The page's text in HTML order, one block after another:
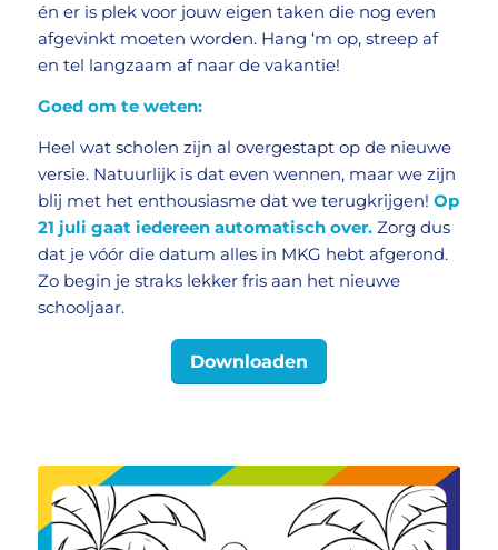
én er is plek voor jouw eigen taken die nog even
afgevinkt moeten worden. Hang ‘m op, streep af
en tel langzaam af naar de vakantie!
Goed om te weten:
Heel wat scholen zijn al overgestapt op de nieuwe
versie. Natuurlijk is dat even wennen, maar we zijn
blij met het enthousiasme dat we terugkrijgen! Op
21 juli gaat iedereen automatisch over.Zorg dus
dat je vóór die datum alles in MKG hebt afgerond.
Zo begin je straks lekker fris aan het nieuwe
schooljaar.
Downloaden